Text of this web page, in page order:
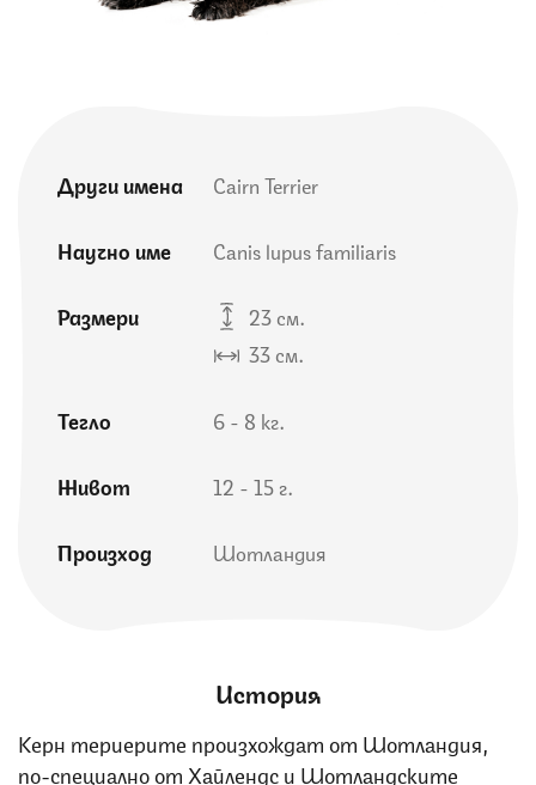
Други имена Cairn Terrier
Научно име Canis lupus familiaris
Размери
23 см.
33 см.
Тегло 6 - 8 кг.
Живот 12 - 15 г.
Произход Шотландия
История
Керн териерите произхождат от Шотландия,
по-специално от Хайлендс и Шотландските